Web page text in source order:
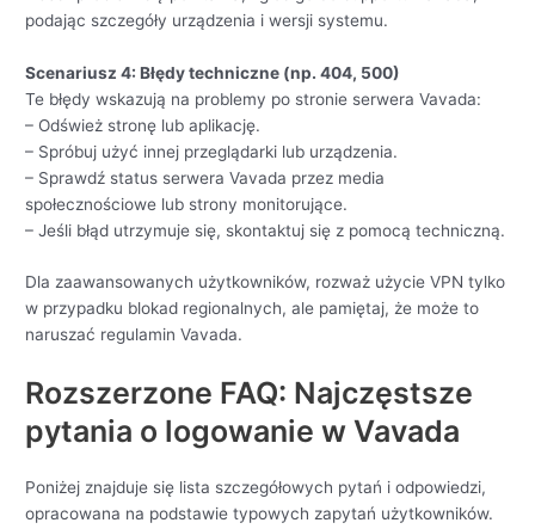
podając szczegóły urządzenia i wersji systemu.
Scenariusz 4: Błędy techniczne (np. 404, 500)
Te błędy wskazują na problemy po stronie serwera Vavada:
– Odśwież stronę lub aplikację.
– Spróbuj użyć innej przeglądarki lub urządzenia.
– Sprawdź status serwera Vavada przez media
społecznościowe lub strony monitorujące.
– Jeśli błąd utrzymuje się, skontaktuj się z pomocą techniczną.
Dla zaawansowanych użytkowników, rozważ użycie VPN tylko
w przypadku blokad regionalnych, ale pamiętaj, że może to
naruszać regulamin Vavada.
Rozszerzone FAQ: Najczęstsze
pytania o logowanie w Vavada
Poniżej znajduje się lista szczegółowych pytań i odpowiedzi,
opracowana na podstawie typowych zapytań użytkowników.